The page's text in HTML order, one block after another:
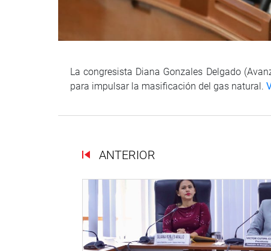
La congresista Diana Gonzales Delgado
para impulsar la masificación del gas natural.
ANTERIOR